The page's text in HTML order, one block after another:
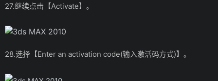
27.继续点击【Activate】。
28.选择【Enter an activation code(输入激活码方式)】。